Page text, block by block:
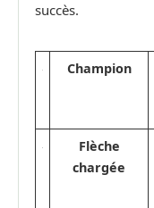
succès.
Champion
Flèche
chargée